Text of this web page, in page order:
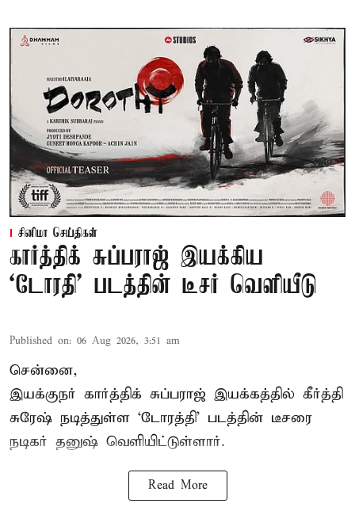
சினிமா செய்திகள்
கார்த்திக் சுப்பராஜ் இயக்கிய
`டோரதி' படத்தின் டீசர் வெளியீடு
Published on: 06 Aug 2026, 3:51 am
சென்னை,
இயக்குநர் கார்த்திக் சுப்பராஜ் இயக்கத்தில் கீர்த்தி
சுரேஷ் நடித்துள்ள `டோரத்தி' படத்தின் டீசரை
நடிகர் தனுஷ் வெளியிட்டுள்ளார்.
Read More